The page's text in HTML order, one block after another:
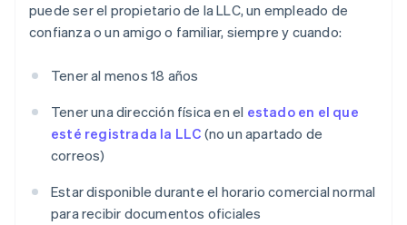
puede ser el propietario de la LLC, un empleado de
confianza o un amigo o familiar, siempre y cuando:
Tener al menos 18 años
Tener una dirección física en el estado en el que
esté registrada la LLC (no un apartado de
correos)
Estar disponible durante el horario comercial normal
para recibir documentos oficiales